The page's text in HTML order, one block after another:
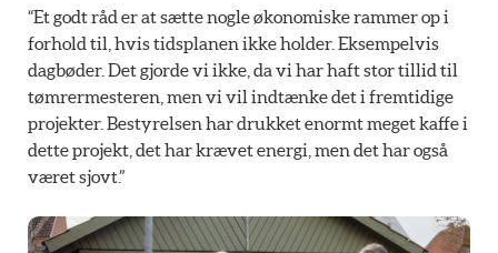
“Et godt råd er at sætte nogle økonomiske rammer op i
forhold til, hvis tidsplanen ikke holder. Eksempelvis
dagbøder. Det gjorde vi ikke, da vi har haft stor tillid til
tømrermesteren, men vi vil indtænke det i fremtidige
projekter. Bestyrelsen har drukket enormt meget kaffe i
dette projekt, det har krævet energi, men det har også
været sjovt.”